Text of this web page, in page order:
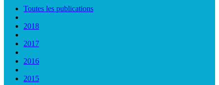
Toutes les publications
2018
2017
2016
2015